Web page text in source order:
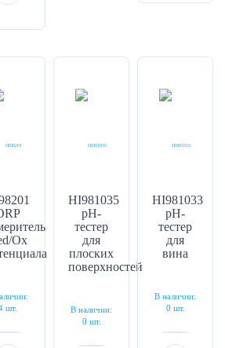
Ox
шт.
HI981035
pH-
тестер
для
плоских
поверхностей
В наличии:
0 шт.
HI981033
pH-
тестер
для
вина
В наличии:
0 шт.